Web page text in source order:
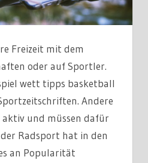
Freizeit mit dem
oder auf Sportler.
wett tipps basketball
Andere
und müssen dafür
Radsport hat in den
an Popularität